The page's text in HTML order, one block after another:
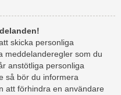
skicka personliga
meddelanderegler som du
anstötliga personliga
så bör du informera
att förhindra en användare